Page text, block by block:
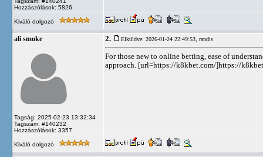
Hozzászólások: 5826
Kiváló dolgozó
ali smoke
Tagság: 2025-02-23 13:32:34
Tagszám: #140232
Hozzászólások: 3357
2. Elküldve: 2026-01-24 22:49:53, randis
For those new to online betting, ease of
approach. [url=https://k8kbet.com/]https://
Kiváló dolgozó